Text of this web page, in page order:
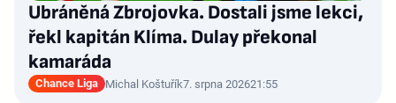
Ubráněná Zbrojovka. Dostali jsme lekci,
řekl kapitán Klíma. Dulay překonal
kamaráda
Chance Liga Michal Koštuřík7. srpna 202621:55